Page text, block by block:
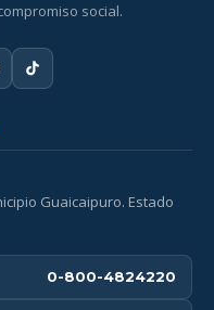
social.
Guaicaipuro. Estado
0-800-4824220